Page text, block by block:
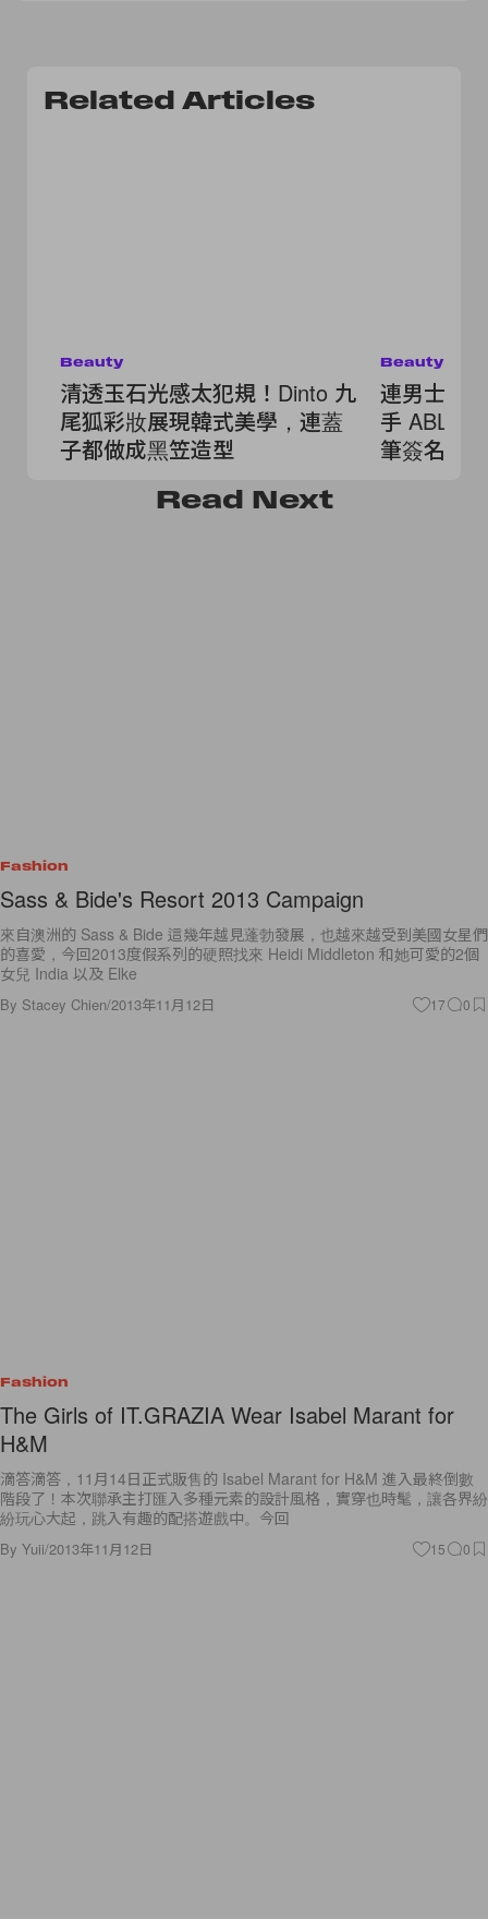
Related Articles
Beauty
清透玉石光感太犯規！Dinto 九
尾狐彩妝展現韓式美學，連蓋
子都做成黑笠造型
Beauty
連男士防
手 ABLY
筆簽名球
Read Next
Fashion
Sass & Bide's Resort 2013 Campaign
來自澳洲的 Sass & Bide 這幾年越見蓬勃發展，也越來越受到美國女星們
的喜愛，今回2013度假系列的硬照找來 Heidi Middleton 和她可愛的2個
女兒 India 以及 Elke
By Stacey Chien/2013年11月12日 17 0
Fashion
The Girls of IT.GRAZIA Wear Isabel Marant for
H&M
滴答滴答，11月14日正式販售的 Isabel Marant for H&M 進入最終倒數
階段了！本次聯承主打匯入多種元素的設計風格，實穿也時髦，讓各界紛
紛玩心大起，跳入有趣的配搭遊戲中。今回
By Yuii/2013年11月12日 15 0